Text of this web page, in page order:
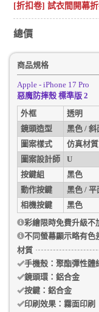
[折扣卷] 試衣間開幕折
總價
商品規格
Apple - iPhone 17 Pro
惡魔防摔殼 標準版 2
外框
透明
鏡頭造型
黑色 / 斜
圖案樣式
仿真材
圖案設計師
U
按鍵組
黑色
動作按鍵
黑色 / 平
相機按鍵
黑色
彩繪限時免費升級不
不同螢幕顯示略有色
材質
手機殼：聚酯彈性體
鏡頭環： 鋁合金
按鍵： 鋁合金
印刷效果： 霧面印刷